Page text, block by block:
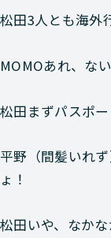
松田3人とも海外
MOMOあれ、な
松田 まずパスポ
平野 （間髪いれ
ょ！
松田いや、なかな